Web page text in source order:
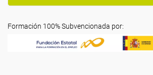
Formación 100% Subvencionada por: